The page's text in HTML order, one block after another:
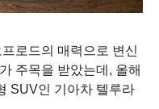
로드의 매력으로 변신
주목을 받았는데, 올해
SUV인 기아차 텔루라